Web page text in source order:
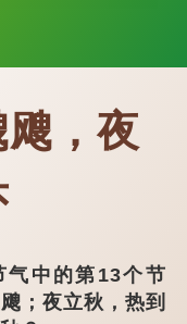
，夜
中的第13个节
；夜立秋，热到